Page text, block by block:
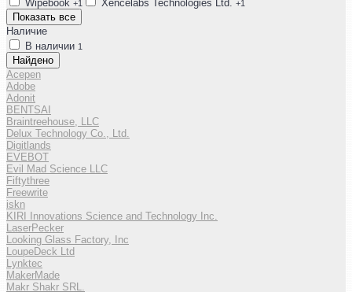
Wipebook +1 Xencelabs Technologies Ltd. +1
Показать все
Наличие
В наличии 1
Найдено
Acepen
Adobe
Adonit
BENTSAI
Braintreehouse, LLC
Delux Technology Co., Ltd.
Digitlands
EVEBOT
Evil Mad Science LLC
Fiftythree
Freewrite
iskn
KIRI Innovations Science and Technology Inc.
LaserPecker
Looking Glass Factory, Inc
LoupeDeck Ltd
Lynktec
MakerMade
Makr Shakr SRL.